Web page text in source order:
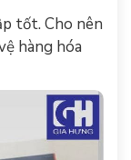
tốt. Cho nên
hàng hóa